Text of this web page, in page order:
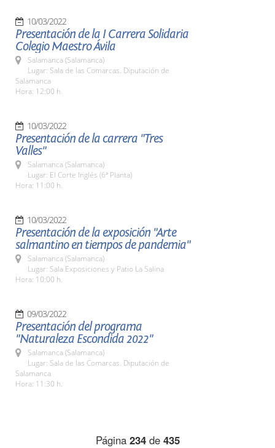
10/03/2022
Presentación de la I Carrera Solidaria
Colegio Maestro Ávila
Salamanca (Salamanca)
Lugar: Sala de las Comarcas. Diputación de
Salamanca
Hora: 12:00 h.
10/03/2022
Presentación de la carrera "Tres
Valles"
Salamanca (Salamanca)
Lugar: El Corte Inglés (6ª Planta)
Hora: 11:00 h.
10/03/2022
Presentación de la exposición "Arte
salmantino en tiempos de pandemia"
Salamanca (Salamanca)
Lugar: Sala Exposiciones y Patio La Salina
Hora: 10:00 h.
09/03/2022
Presentación del programa
"Naturaleza Escondida 2022"
Salamanca (Salamanca)
Lugar: Sala de las Comarcas. Diputación de
Salamanca
Hora: 11:30 h.
Página 234de 435